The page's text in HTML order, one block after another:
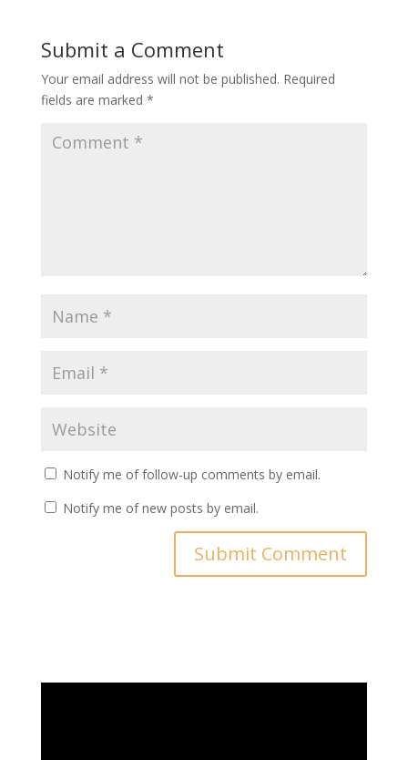
Submit a Comment
Your email address will not be published. Required
fields are marked *
Notify me of follow-up comments by email.
Notify me of new posts by email.